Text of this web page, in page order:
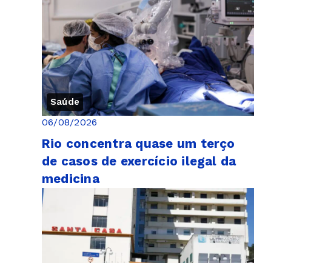
Saúde
06/08/2026
Rio concentra quase um terço
de casos de exercício ilegal da
medicina